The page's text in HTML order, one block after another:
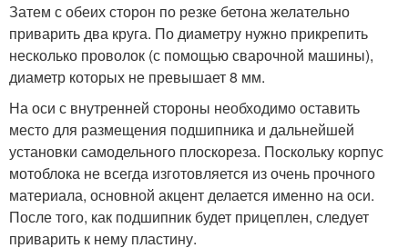
Затем с обеих сторон по резке бетона желательно
приварить два круга. По диаметру нужно прикрепить
несколько проволок (с помощью сварочной машины),
диаметр которых не превышает 8 мм.
На оси с внутренней стороны необходимо оставить
место для размещения подшипника и дальнейшей
установки самодельного плоскореза. Поскольку корпус
мотоблока не всегда изготовляется из очень прочного
материала, основной акцент делается именно на оси.
После того, как подшипник будет прицеплен, следует
приварить к нему пластину.